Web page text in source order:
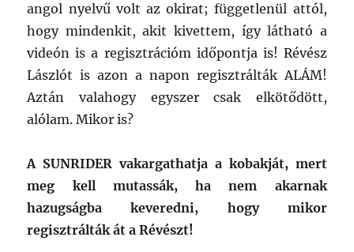
angol nyelvű volt az okirat; függetlenül attól,
hogy mindenkit, akit kivettem, így látható a
videón is a regisztrációm időpontja is! Révész
Lászlót is azon a napon regisztrálták ALÁM!
Aztán valahogy egyszer csak elkötődött,
alólam. Mikor is?
A SUNRIDER vakargathatja a kobakját, mert
meg kell mutassák, ha nem akarnak
hazugságba keveredni, hogy mikor
regisztrálták át a Révészt!